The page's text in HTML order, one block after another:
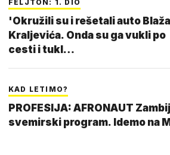
FELJTON: 1. DIO
'Okružili su i rešetali auto Blaža
Kraljevića. Onda su ga vukli po
cesti i tukl…
KAD LETIMO?
PROFESIJA: AFRONAUT
svemirski program. Idemo na